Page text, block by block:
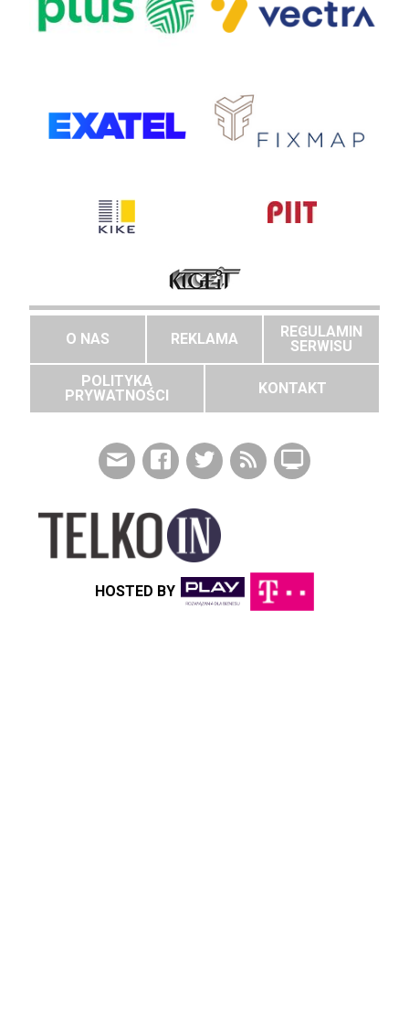
O NAS REKLAMA
REGULAMIN
SERWISU
POLITYKA
PRYWATNOŚCI
KONTAKT
HOSTED BY